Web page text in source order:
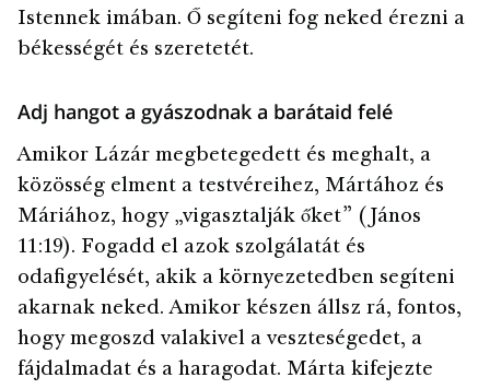
Istennek imában. Ő segíteni fog neked érezni a
békességét és szeretetét.
Adj hangot a gyászodnak a barátaid felé
Amikor Lázár megbetegedett és meghalt, a
közösség elment a testvéreihez, Mártához és
Máriához, hogy „vigasztalják őket” (János
11:19). Fogadd el azok szolgálatát és
odafigyelését, akik a környezetedben segíteni
akarnak neked. Amikor készen állsz rá, fontos,
hogy megoszd valakivel a veszteségedet, a
fájdalmadat és a haragodat. Márta kifejezte